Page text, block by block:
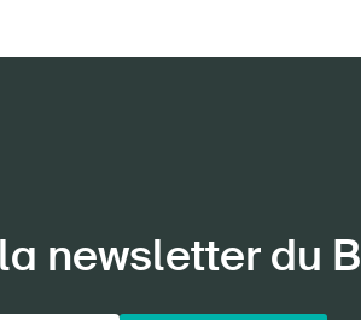
newsletter du